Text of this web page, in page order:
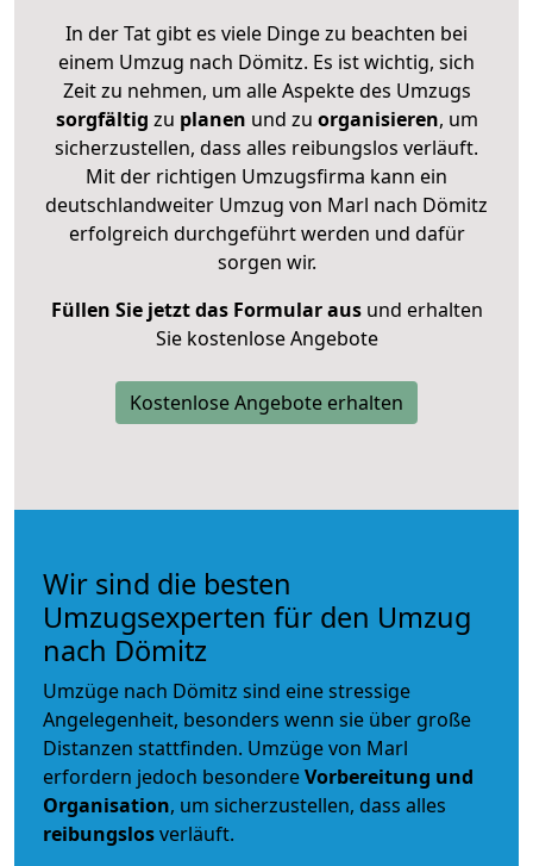
In der Tat gibt es viele Dinge zu beachten bei
einem Umzug nach Dömitz. Es ist wichtig, sich
Zeit zu nehmen, um alle Aspekte des Umzugs
sorgfältig zu planen und zu organisieren, um
sicherzustellen, dass alles reibungslos verläuft.
Mit der richtigen Umzugsfirma kann ein
deutschlandweiter Umzug von Marl nach Dömitz
erfolgreich durchgeführt werden und dafür
sorgen wir.
Füllen Sie jetzt das Formular ausund erhalten
Sie kostenlose Angebote
Kostenlose Angebote erhalten
Wir sind die besten
Umzugsexperten für den Umzug
nach Dömitz
Umzüge nach Dömitz sind eine stressige
Angelegenheit, besonders wenn sie über große
Distanzen stattfinden. Umzüge von Marl
erfordern jedoch besondereVorbereitung und
Organisation, um sicherzustellen, dass alles
reibungslosverläuft.